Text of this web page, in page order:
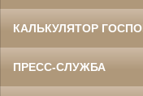
КАЛЬКУЛЯТОР
ПРЕСС-СЛУЖБА